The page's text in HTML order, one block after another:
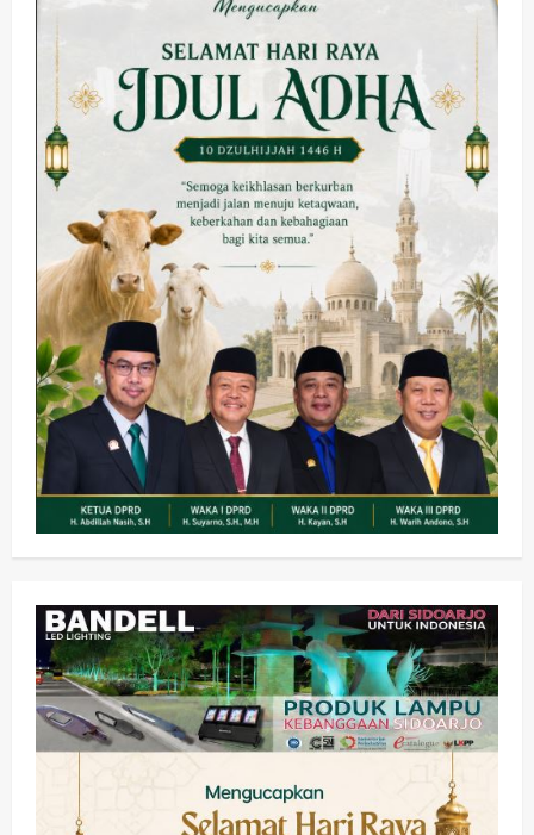
2
Kesehatan Pembangunan
Pemerintahan
PANAS! Kalah Tender Proyek RSUD
Sibar Rp 9,9 M, Beranikah CV Tiga
Anugerah Utama Pertaruhkan
Jaminan Rp 100 Juta?
3
Adu Taktik di Atas Rumput Sintetis:
PWI dan Sapma PP Sidoarjo
Memanaskan Mesin Menuju Piala
Soccer
wartanusa 5 Agustus 2026
Ekonomi Hiburan Pemerintahan
HOT NEWS: Ribuan Warga Wage
Tumplek Blek di Bazar Rakyat Jalan
Jambu, Borong Kuliner UMKM Sambil
Nonton Jaranan!